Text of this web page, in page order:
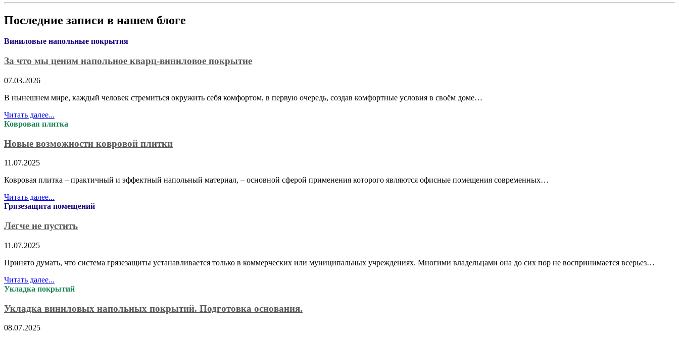
Последние записи в нашем блоге
Виниловые напольные покрытия
За что мы ценим напольное кварц-виниловое покрытие
07.03.2026
В нынешнем мире, каждый человек стремиться окружить себя комфортом, в первую очередь, создав комфортные условия в своём доме…
Читать далее...
Ковровая плитка
Новые возможности ковровой плитки
11.07.2025
Ковровая плитка – практичный и эффектный напольный материал, – основной сферой применения которого являются офисные помещения современных…
Читать далее...
Грязезащита помещений
Легче не пустить
11.07.2025
Принято думать, что система грязезащиты устанавливается только в коммерческих или муниципальных учреждениях. Многими владельцами она до сих пор не воспринимается всерьез…
Читать далее...
Укладка покрытий
Укладка виниловых напольных покрытий. Подготовка основания.
08.07.2025